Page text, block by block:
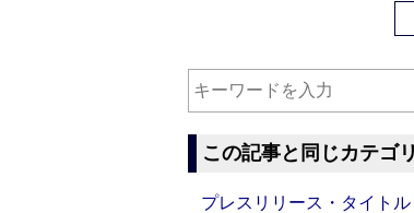
この記事と同じカテゴ
プレスリリース・タイト